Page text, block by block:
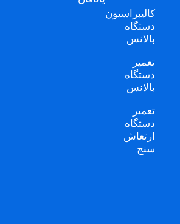
کالیبراسیون
دستگاه
بالانس
تعمیر
دستگاه
بالانس
تعمیر
دستگاه
ارتعاش
سنج